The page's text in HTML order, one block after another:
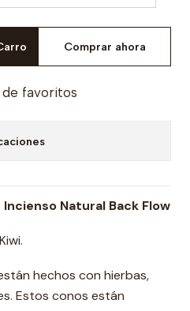
Comprar ahora
favoritos
Natural Back Flow
hechos con hierbas,
Estos conos están